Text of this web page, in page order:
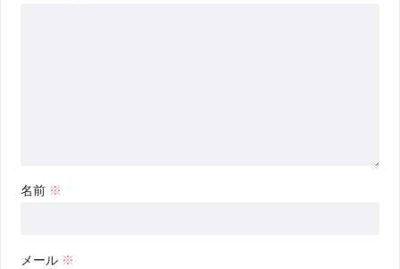
名前 ※
メール ※